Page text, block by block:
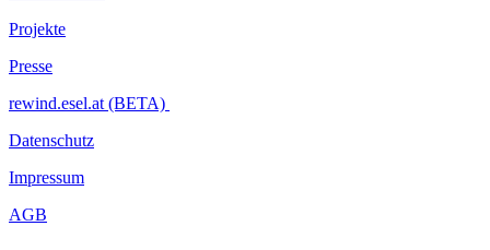
Projekte
Presse
rewind.esel.at (BETA)
Datenschutz
Impressum
AGB